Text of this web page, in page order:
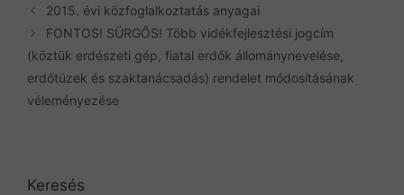
2015. évi közfoglalkoztatás anyagai
FONTOS! SÜRGŐS! Több vidékfejlesztési jogcím
(köztük erdészeti gép, fiatal erdők állománynevelése,
erdőtüzek és szaktanácsadás) rendelet módosításának
véleményezése
Keresés